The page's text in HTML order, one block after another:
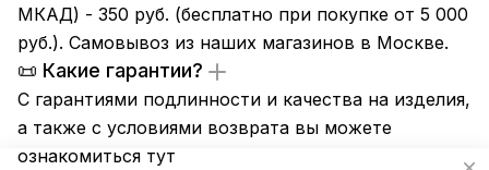
МКАД) - 350 руб. (бесплатно при покупке от 5 000
руб.). Самовывоз из наших магазинов в Москве.
📜 Какие гарантии?
С гарантиями подлинности и качества на изделия,
а также с условиями возврата вы можете
ознакомиться тут